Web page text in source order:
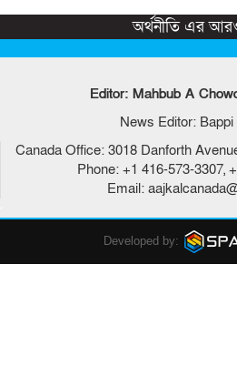
অর্থনীতি এর
Editor: Mahbub A
News Editor:
Canada Office: 3018 Danforth
Phone: +1 416-573-3307,
Email:
Developed by: